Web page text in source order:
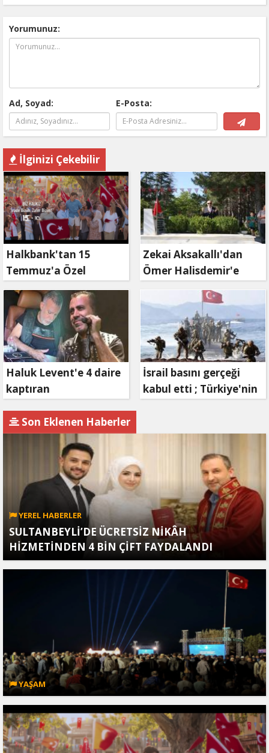
Yorumunuz:
Ad, Soyad: E-Posta:
İlginizi Çekebilir
Halkbank'tan 15
Temmuz'a Özel
Reklam Filmi: "İrade
Bizim, Zafer Bizim"
Zekai Aksakallı'dan
Ömer Halisdemir'e
'vefa' ziyareti!
Haluk Levent'e 4 daire
kaptıran
savcılıkta aldı
İsrail basını gerçeği
kabul etti ; Türkiye'nin
Son Eklenen Haberler
YEREL HABERLER
SULTANBEYLİ’DE ÜCRETSİZ NİKÂH
HİZMETİNDEN 4 BİN ÇİFT FAYDALANDI
YAŞAM